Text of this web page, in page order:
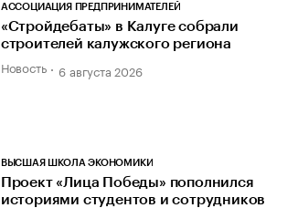
АССОЦИАЦИЯ ПРЕДПРИНИМАТЕЛЕЙ
«Стройдебаты» в Калуге собрали
строителей калужского региона
Новость 6 августа 2026
ВЫСШАЯ ШКОЛА ЭКОНОМИКИ
Проект «Лица Победы» пополнился
историями студентов и сотрудников